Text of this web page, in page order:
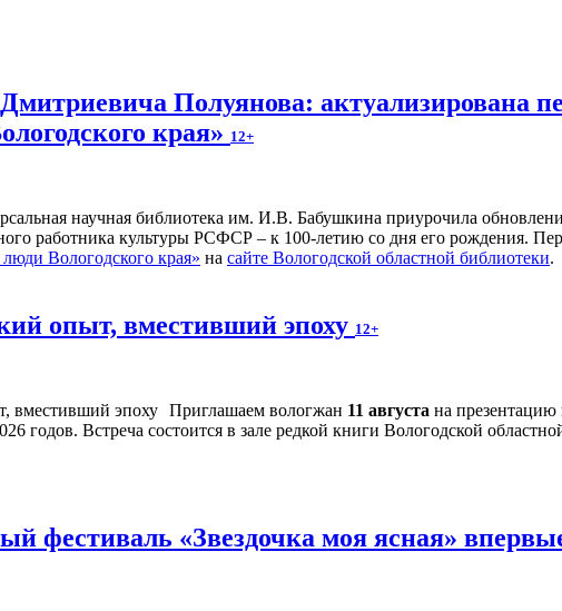
Полуянова: актуализирована
края» 12+
научная библиотека им. И.В. Бабушкина приурочила
работника культуры РСФСР – к 100‑летию со дня его рождения.
Вологодского края» на сайте Вологодской областной библиотеки.
опыт, вместивший эпоху 12+
Приглашаем вологжан 11 августа на
годов. Встреча состоится в зале редкой книги Вологодской
фестиваль «Звездочка моя ясная»